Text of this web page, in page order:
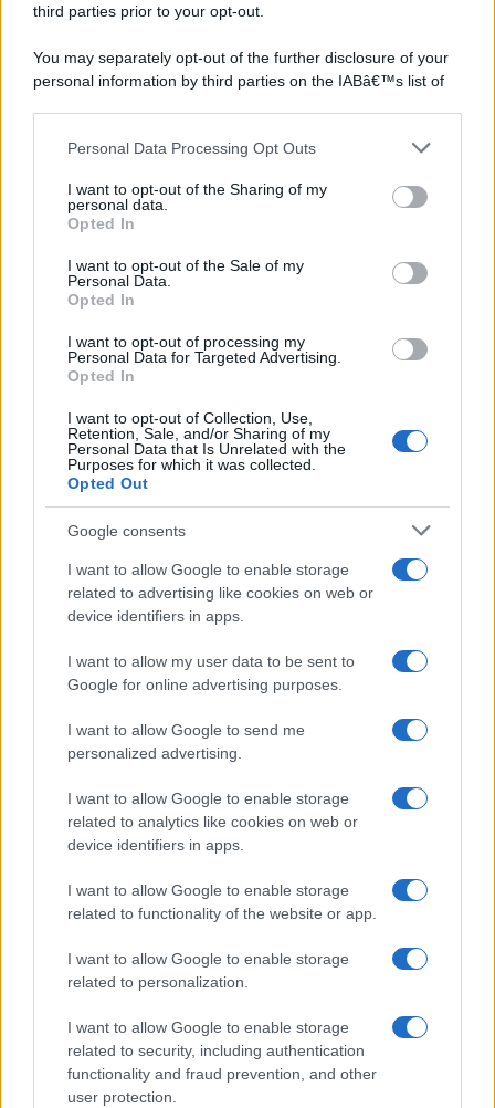
third parties prior to your opt-out.
You may separately opt-out of the further disclosure of your
personal information by third parties on the IABâ€™s list of
This information may also be disclosed by us to third parties
further disclose it to other third parties.
Please note that this website/app uses one or more Google
services and may gather and store information including but
not limited to your visit or usage behaviour. You may click to
grant or deny consent to Google and its third-party tags to
consent section.
Personal Data Processing Opt Outs
I want to opt-out of the Sharing of my
personal data.
Opted In
I want to opt-out of the Sale of my
Personal Data.
Opted In
I want to opt-out of processing my
Personal Data for Targeted Advertising.
Opted In
I want to opt-out of Collection, Use,
Retention, Sale, and/or Sharing of my
Personal Data that Is Unrelated with the
Purposes for which it was collected.
Opted Out
Google consents
I want to allow Google to enable storage
related to advertising like cookies on web or
device identifiers in apps.
I want to allow my user data to be sent to
Google for online advertising purposes.
I want to allow Google to send me
personalized advertising.
I want to allow Google to enable storage
related to analytics like cookies on web or
device identifiers in apps.
I want to allow Google to enable storage
related to functionality of the website or app.
I want to allow Google to enable storage
related to personalization.
I want to allow Google to enable storage
related to security, including authentication
functionality and fraud prevention, and other
user protection.